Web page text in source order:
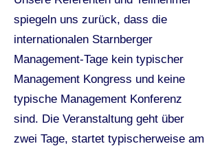
spiegeln uns zurück, dass die
internationalen Starnberger
Management-Tage kein typischer
Management Kongress und keine
typische Management Konferenz
sind. Die Veranstaltung geht über
zwei Tage, startet typischerweise am